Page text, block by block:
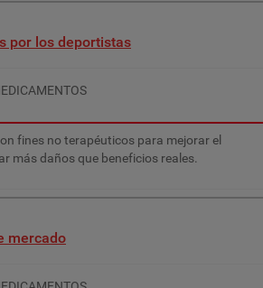
por los deportistas
fines no terapéuticos para mejorar el
más daños que beneficios reales.
mercado